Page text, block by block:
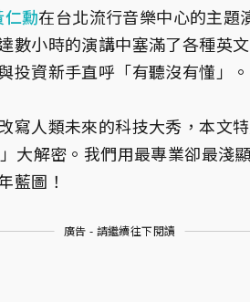
仁勳在台北流行音樂中心的主題
數小時的演講中塞滿了各種英
投資新手直呼「有聽沒有懂」。
寫人類未來的科技大秀，本文
大解密。我們用最專業卻最淺
藍圖！
廣告 - 請繼續往下閱讀